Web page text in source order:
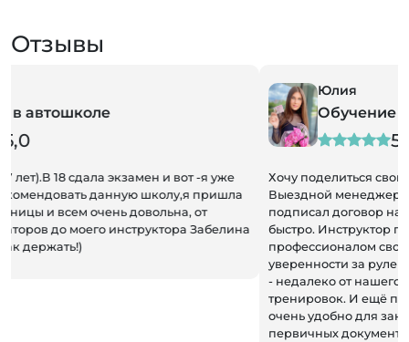
Отзывы
Обучение в автошколе
Хочу поделиться своим восторгом от работы автошколы!
Выездной менеджер был на высоте: приехал к нам и
подписал договор на обучение, всё прошло гладко и
быстро. Инструктор по вождению оказался
профессионалом своего дела, учил терпению и
уверенности за рулем. Расположение автошколы удобное
- недалеко от нашего дома, что очень удобно для
тренировок. И ещё плюс: доступное онлайн обучение, что
очень удобно для занятых людей. Помогли со сбором
первичных документов. Рекомендую всем!